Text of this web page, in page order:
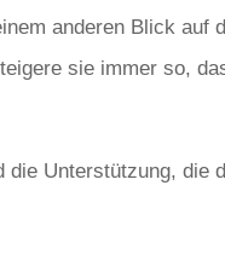
anderen Blick auf
sie immer so,
die Unterstützung, die